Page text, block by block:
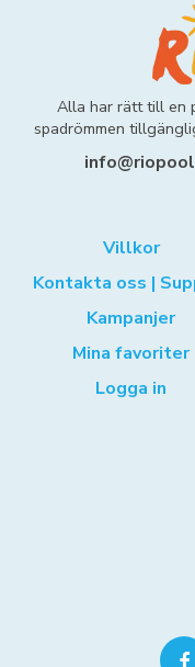
Alla har rätt till en
spadrömmen
Villkor
Kontakta oss |
Kampanjer
Mina favoriter
Logga in